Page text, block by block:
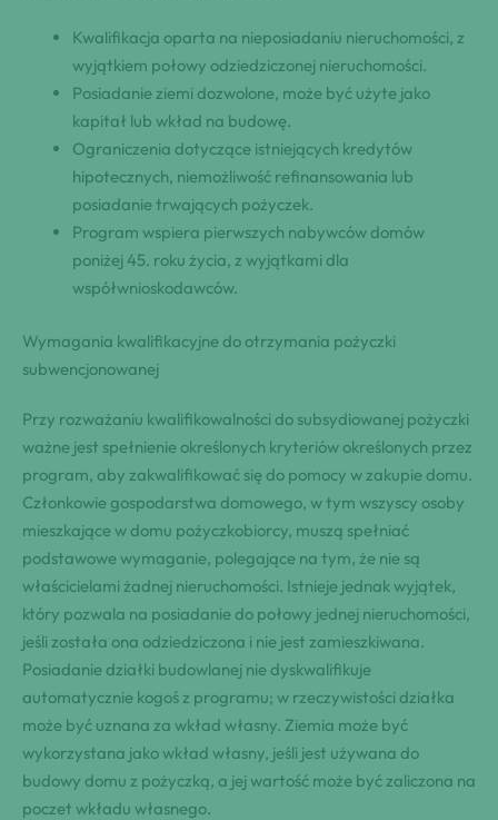
Kwalifikacja oparta na nieposiadaniu nieruchomości, z
wyjątkiem połowy odziedziczonej nieruchomości.
Posiadanie ziemi dozwolone, może być użyte jako
kapitał lub wkład na budowę.
Ograniczenia dotyczące istniejących kredytów
hipotecznych, niemożliwość refinansowania lub
posiadanie trwających pożyczek.
Program wspiera pierwszych nabywców domów
poniżej 45. roku życia, z wyjątkami dla
współwnioskodawców.
Wymagania kwalifikacyjne do otrzymania pożyczki
subwencjonowanej
Przy rozważaniu kwalifikowalności do subsydiowanej pożyczki
ważne jest spełnienie określonych kryteriów określonych przez
program, aby zakwalifikować się do pomocy w zakupie domu.
Członkowie gospodarstwa domowego, w tym wszyscy osoby
mieszkające w domu pożyczkobiorcy, muszą spełniać
podstawowe wymaganie, polegające na tym, że nie są
właścicielami żadnej nieruchomości. Istnieje jednak wyjątek,
który pozwala na posiadanie do połowy jednej nieruchomości,
jeśli została ona odziedziczona i nie jest zamieszkiwana.
Posiadanie działki budowlanej nie dyskwalifikuje
automatycznie kogoś z programu; w rzeczywistości działka
może być uznana za wkład własny. Ziemia może być
wykorzystana jako wkład własny, jeśli jest używana do
budowy domu z pożyczką, a jej wartość może być zaliczona na
poczet wkładu własnego.